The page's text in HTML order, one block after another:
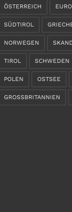
ÖSTERREICH
SÜDTIROL
NORWEGEN
TIROL SCHWEDEN
POLEN OSTSEE
GROSSBRITANNIEN